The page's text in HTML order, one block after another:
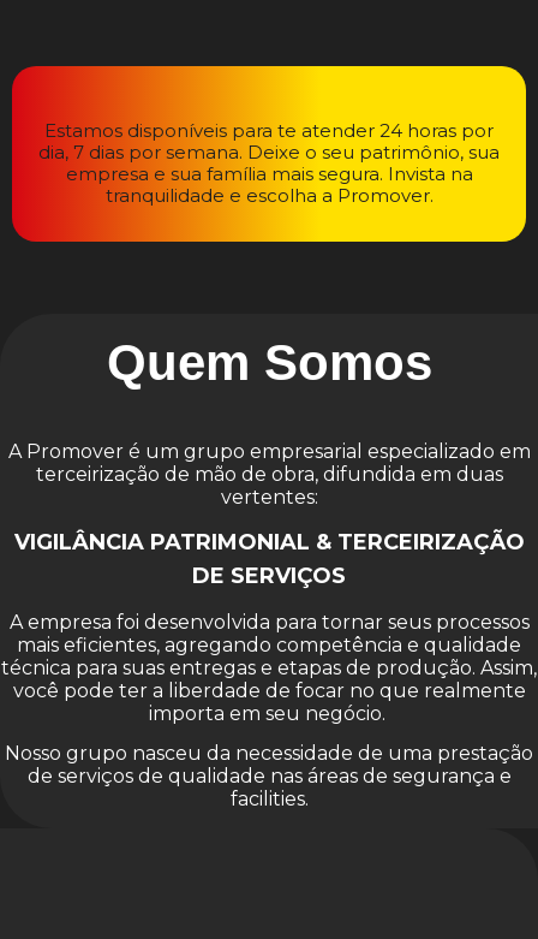
Estamos disponíveis para te atender 24 horas por
dia, 7 dias por semana. Deixe o seu patrimônio, sua
empresa e sua família mais segura. Invista na
tranquilidade e escolha a Promover.
Quem Somos
A Promover é um grupo empresarial especializado em
terceirização de mão de obra, difundida em duas
vertentes:
VIGILÂNCIA PATRIMONIAL & TERCEIRIZAÇÃO
DE SERVIÇOS
A empresa foi desenvolvida para tornar seus processos
mais eficientes, agregando competência e qualidade
técnica para suas entregas e etapas de produção. Assim,
você pode ter a liberdade de focar no que realmente
importa em seu negócio.
Nosso grupo nasceu da necessidade de uma prestação
de serviços de qualidade nas áreas de segurança e
facilities.